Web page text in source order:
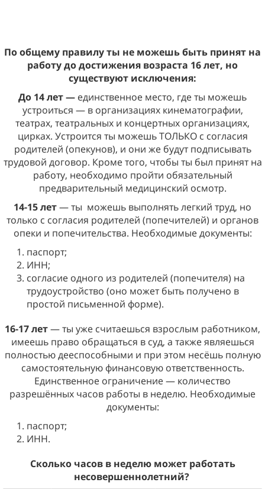
По общему правилу ты не можешь быть принят на
работу до достижения возраста 16 лет, но
существуют исключения:
До 14 лет — единственное место, где ты можешь
устроиться — в организациях кинематографии,
театрах, театральных и концертных организациях,
цирках. Устроится ты можешь ТОЛЬКО с согласия
родителей (опекунов), и они же будут подписывать
трудовой договор. Кроме того, чтобы ты был принят на
работу, необходимо пройти обязательный
предварительный медицинский осмотр.
14-15 лет— ты можешь выполнять легкий труд, но
только с согласия родителей (попечителей) и органов
опеки и попечительства. Необходимые документы:
паспорт;
ИНН;
согласие одного из родителей (попечителя) на
трудоустройство (оно может быть получено в
простой письменной форме).
16-17 лет— ты уже считаешься взрослым работником,
имеешь право обращаться в суд, а также являешься
полностью дееспособными и при этом несёшь полную
самостоятельную финансовую ответственность.
Единственное ограничение — количество
разрешённых часов работы в неделю. Необходимые
документы:
паспорт;
ИНН.
Сколько часов в неделю может работать
несовершеннолетний?